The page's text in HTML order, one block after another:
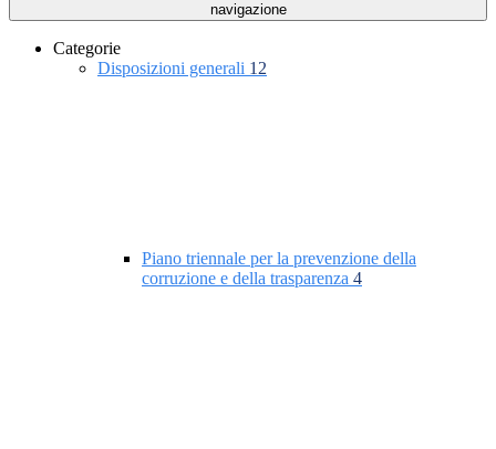
navigazione
Categorie
Disposizioni generali 12
Piano triennale per la prevenzione della
corruzione e della trasparenza 4